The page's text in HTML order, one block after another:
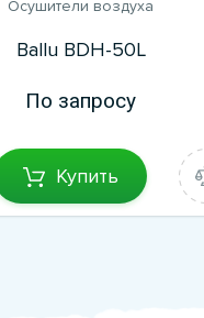
Осушители воздуха
Ballu BDH-50L
По запросу
Купить